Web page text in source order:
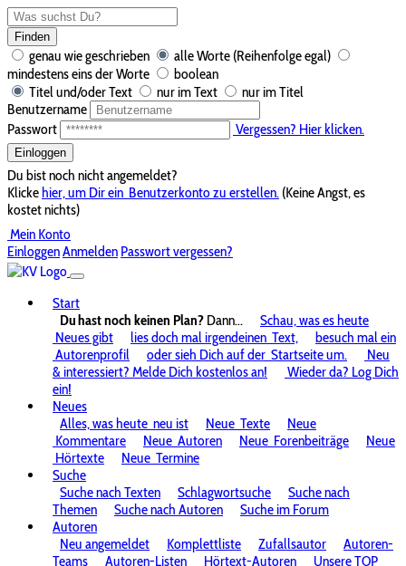
Finden
genau wie geschrieben
alle Worte (Reihenfolge egal)
mindestens eins der Worte
boolean
Titel und/oder Text
nur im Text
nur im Titel
Benutzername
Passwort
Vergessen? Hier klicken.
Einloggen
Du bist noch nicht angemeldet?
Klickehier, um Dir ein Benutzerkonto zu erstellen. (Keine Angst, es
kostet nichts)
Mein Konto
EinloggenAnmelden Passwort vergessen?
Start
Du hast noch keinen Plan? Dann...
Schau, was es heute
Neues gibt
lies doch mal irgendeinen Text,
besuch mal ein
Autorenprofil
oder sieh Dich auf der Startseite um.
Neu
& interessiert? Melde Dich kostenlos an!
Wieder da? Log Dich
ein!
Neues
Alles, was heute neu ist Neue Texte
Neue
Kommentare
Neue Autoren Neue Forenbeiträge
Neue
Hörtexte
Neue Termine
Suche
Suche nach Texten
Schlagwortsuche
Suche nach
Themen
Suche nach Autoren
Suche im Forum
Autoren
Neu angemeldet
Komplettliste Zufallsautor
Autoren-
Teams
Autoren-Listen Hörtext-Autoren
Unsere TOP